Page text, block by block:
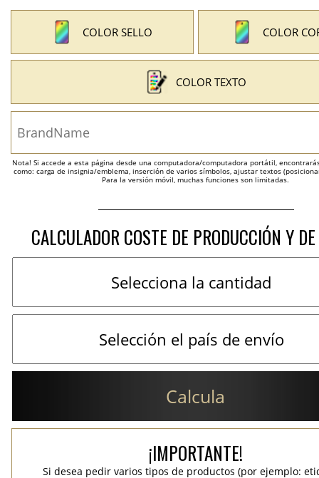
COLOR SELLO COLOR
COLOR TEXTO
Nota! Si accede a esta página desde una computadora/computadora portátil,
como: carga de insignia/emblema, inserción de varios símbolos, ajustar textos
Para la versión móvil, muchas funciones son limitadas.
CALCULADOR COSTE DE PRODUCCIÓN Y
Calcula
¡IMPORTANTE!
Si desea pedir varios tipos de productos (por ejemplo: